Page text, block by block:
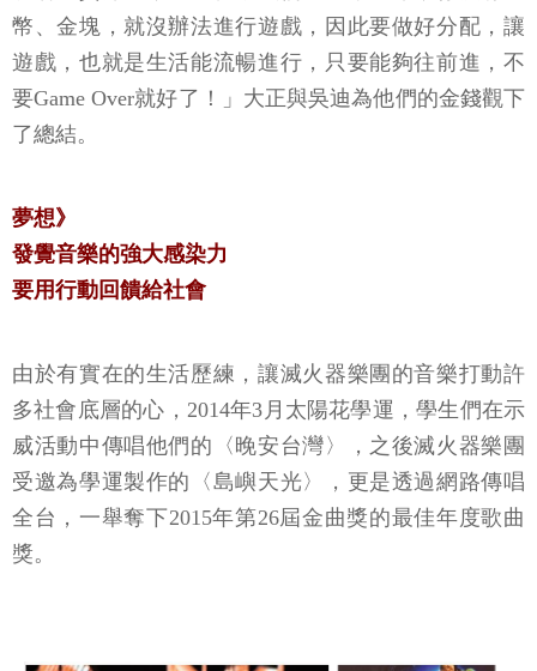
幣、金塊，就沒辦法進行遊戲，因此要做好分配，讓
遊戲，也就是生活能流暢進行，只要能夠往前進，不
要Game Over就好了！」大正與吳迪為他們的金錢觀下
了總結。
夢想》
發覺音樂的強大感染力
要用行動回饋給社會
由於有實在的生活歷練，讓滅火器樂團的音樂打動許
多社會底層的心，2014年3月太陽花學運，學生們在示
威活動中傳唱他們的〈晚安台灣〉，之後滅火器樂團
受邀為學運製作的〈島嶼天光〉，更是透過網路傳唱
全台，一舉奪下2015年第26屆金曲獎的最佳年度歌曲
獎。